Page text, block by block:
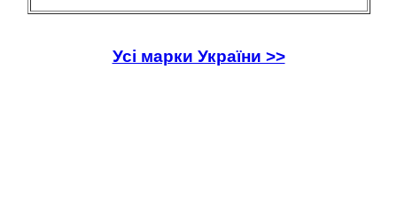
Усі марки України >>